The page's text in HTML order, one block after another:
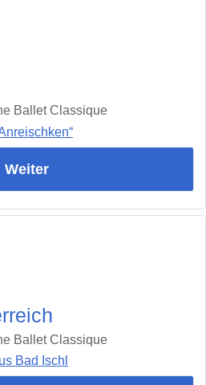
Ballet Classique
Weiter
Ballet Classique
Bad Ischl